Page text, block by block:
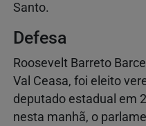
Santo.
Defesa
Roosevelt Barreto
Val Ceasa, foi eleito
deputado estadual em
nesta manhã, o